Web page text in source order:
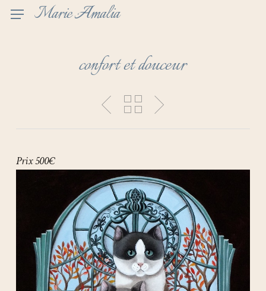
Skip
Marie Amalia
confort et douceur
Prix 500€